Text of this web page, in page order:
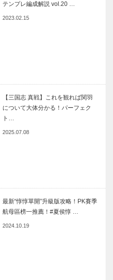
テンプレ編成解説 vol.20 …
2023.02.15
【三国志 真戦】これを観れば関羽
について大体分かる！パーフェク
ト…
2025.07.08
最新“惇惇單開”升級版攻略！PK賽季
航母區榜一推薦！#夏侯惇 …
2024.10.19